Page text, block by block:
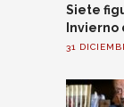
Siete
Invierno
31